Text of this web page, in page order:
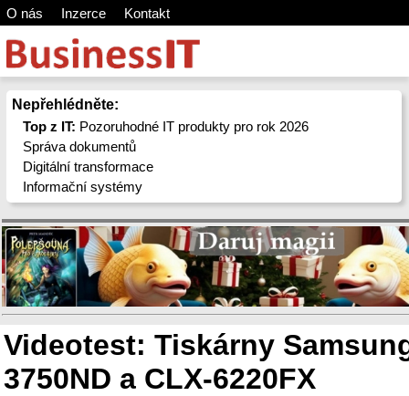
O nás Inzerce Kontakt
Nepřehlédněte:
Top z IT: Pozoruhodné IT produkty pro rok 2026
Správa dokumentů
Digitální transformace
Informační systémy
Videotest: Tiskárny
3750ND a CLX-6220FX